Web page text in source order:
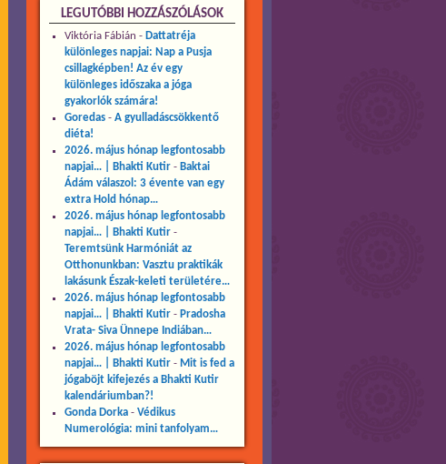
LEGUTÓBBI HOZZÁSZÓLÁSOK
Viktória Fábián - Dattatréja
különleges napjai: Nap a Pusja
csillagképben! Az év egy
különleges időszaka a jóga
gyakorlók számára!
Goredas- A gyulladáscsökkentő
diéta!
2026. május hónap legfontosabb
napjai… | Bhakti Kutir- Baktai
Ádám válaszol: 3 évente van egy
extra Hold hónap…
2026. május hónap legfontosabb
napjai… | Bhakti Kutir-
Teremtsünk Harmóniát az
Otthonunkban: Vasztu praktikák
lakásunk Észak-keleti területére…
2026. május hónap legfontosabb
napjai… | Bhakti Kutir- Pradosha
Vrata- Siva Ünnepe Indiában…
2026. május hónap legfontosabb
napjai… | Bhakti Kutir- Mit is fed a
jógaböjt kifejezés a Bhakti Kutir
kalendáriumban?!
Gonda Dorka- Védikus
Numerológia: mini tanfolyam…